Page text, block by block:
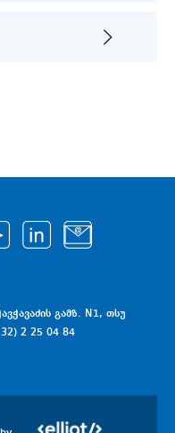
გამზ. N1, თსუ
2 25 04 84